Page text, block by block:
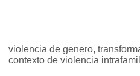
violencia de genero,
contexto de violencia